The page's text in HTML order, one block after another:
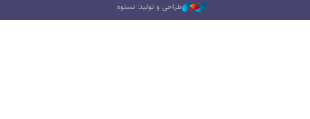
طراحی و تولید: نستوه